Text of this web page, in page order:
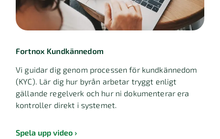
Fortnox Kundkännedom
Vi guidar dig genom processen för kundkännedom
(KYC). Lär dig hur byrån arbetar tryggt enligt
gällande regelverk och hur ni dokumenterar era
kontroller direkt i systemet.
Spela upp video